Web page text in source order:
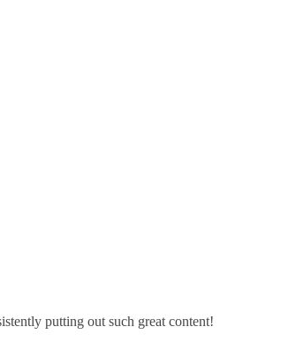
putting out such great content!